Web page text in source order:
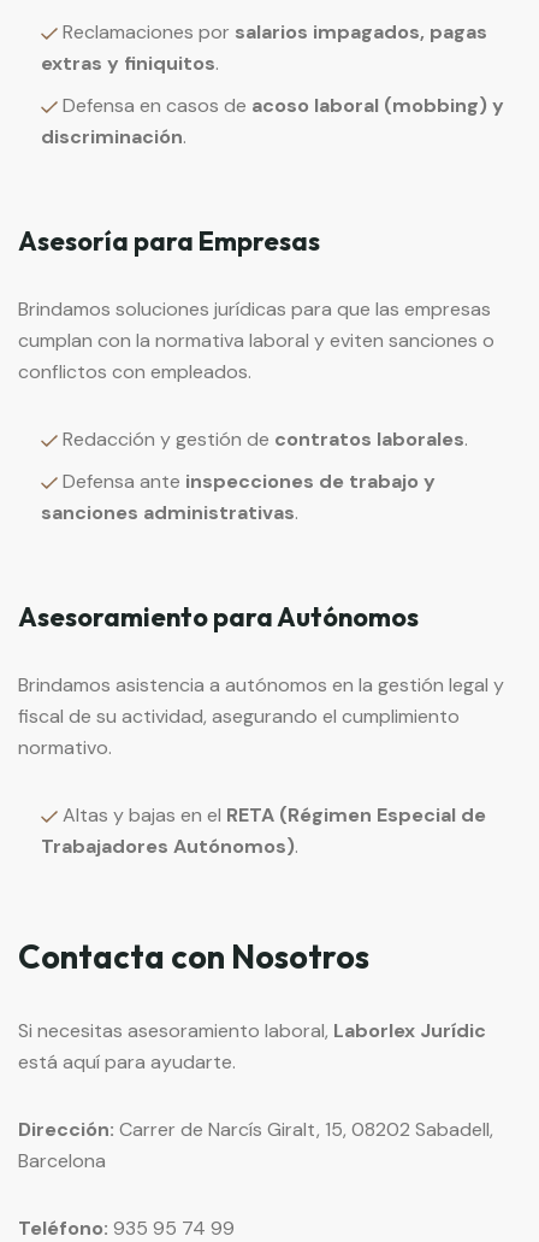
Reclamaciones por salarios impagados, pagas
extras y finiquitos.
Defensa en casos de acoso laboral (mobbing) y
discriminación.
Asesoría para Empresas
Brindamos soluciones jurídicas para que las empresas
cumplan con la normativa laboral y eviten sanciones o
conflictos con empleados.
Redacción y gestión de contratos laborales.
Defensa ante inspecciones de trabajo y
sanciones administrativas.
Asesoramiento para Autónomos
Brindamos asistencia a autónomos en la gestión legal y
fiscal de su actividad, asegurando el cumplimiento
normativo.
Altas y bajas en el RETA (Régimen Especial de
Trabajadores Autónomos).
Contacta con Nosotros
Si necesitas asesoramiento laboral, Laborlex Jurídic
está aquí para ayudarte.
Dirección: Carrer de Narcís Giralt, 15, 08202 Sabadell,
Barcelona
Teléfono: 935 95 74 99